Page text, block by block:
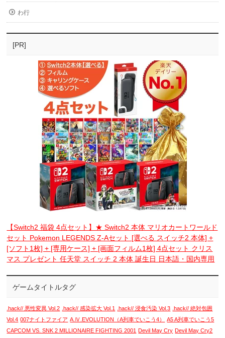
わ行
[PR]
【Switch2 福袋 4点セット】★ Switch2 本体 マリオカートワールド
セット Pokemon LEGENDS Z-Aセット [選べる スイッチ2 本体] +
[ソフト1枚] + [専用ケース] + [画面フィルム1枚] 4点セット クリス
マス プレゼント 任天堂 スイッチ 2 本体 誕生日 日本語・国内専用
ゲームタイトルタグ
.hack// 悪性変異 Vol.2 .hack// 感染拡大 Vol.1 .hack// 浸食汚染 Vol.3 .hack// 絶対包囲
Vol.4 007ナイトファイア A.Ⅳ.EVOLUTION（A列車でいこう4）
A5 A列車でいこう5
CAPCOM VS. SNK 2 MILLIONAIRE FIGHTING 2001 Devil May Cry Devil May Cry2